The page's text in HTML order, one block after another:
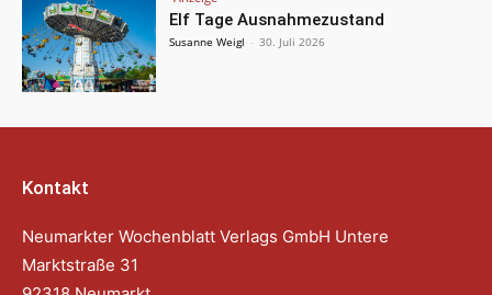
Elf Tage Ausnahmezustand
Susanne Weigl - 30. Juli 2026
Kontakt
Neumarkter Wochenblatt Verlags GmbH Untere
Marktstraße 31